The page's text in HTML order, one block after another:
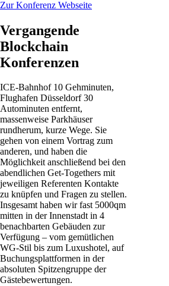
Zur Konferenz Webseite
Vergangende
Blockchain
Konferenzen
ICE-Bahnhof 10 Gehminuten,
Flughafen Düsseldorf 30
Autominuten entfernt,
massenweise Parkhäuser
rundherum, kurze Wege. Sie
gehen von einem Vortrag zum
anderen, und haben die
Möglichkeit anschließend bei den
abendlichen Get-Togethers mit
jeweiligen Referenten Kontakte
zu knüpfen und Fragen zu stellen.
Insgesamt haben wir fast 5000qm
mitten in der Innenstadt in 4
benachbarten Gebäuden zur
Verfügung – vom gemütlichen
WG-Stil bis zum Luxushotel, auf
Buchungsplattformen in der
absoluten Spitzengruppe der
Gästebewertungen.